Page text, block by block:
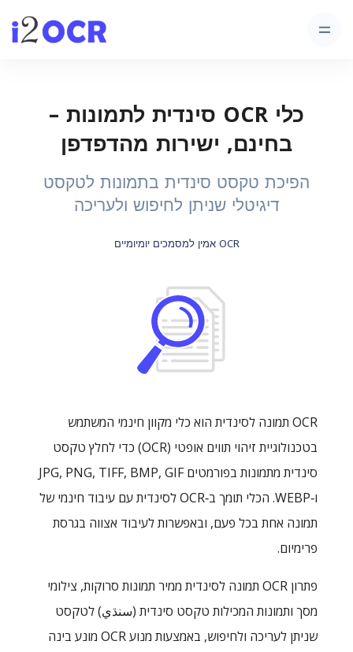
כלי OCR סינדית לתמונות –
בחינם, ישירות מהדפדפן
הפיכת טקסט סינדית בתמונות לטקסט
דיגיטלי שניתן לחיפוש ולעריכה
OCR אמין למסמכים יומיומיים
OCR תמונה לסינדית הוא כלי מקוון חינמי המשתמש
בטכנולוגיית זיהוי תווים אופטי (OCR) כדי לחלץ טקסט
סינדית מתמונות בפורמטים ‎JPG, PNG, TIFF, BMP, GIF
ו‑WEBP. הכלי תומך ב‑OCR לסינדית עם עיבוד חינמי של
תמונה אחת בכל פעם, ובאפשרות לעיבוד אצווה בגרסת
פרימיום.
פתרון OCR תמונה לסינדית ממיר תמונות סרוקות, צילומי
מסך ותמונות המכילות טקסט סינדית (سنڌي) לטקסט
שניתן לעריכה ולחיפוש, באמצעות מנוע OCR מונע בינה